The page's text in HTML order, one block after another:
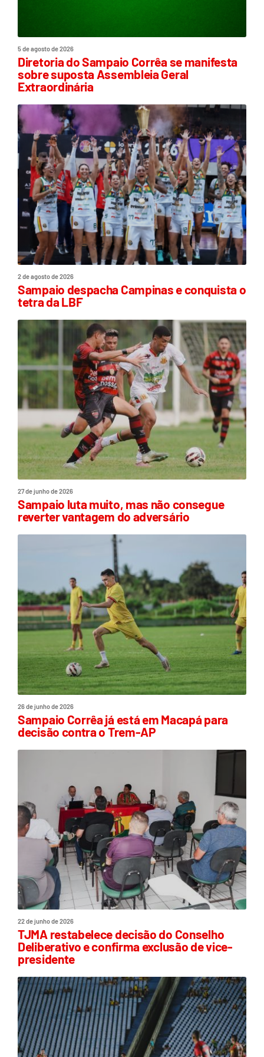
5 de agosto de 2026
Diretoria do Sampaio Corrêa se manifesta
sobre suposta Assembleia Geral
Extraordinária
2 de agosto de 2026
Sampaio despacha Campinas e conquista o
tetra da LBF
27 de junho de 2026
Sampaio luta muito, mas não consegue
reverter vantagem do adversário
26 de junho de 2026
Sampaio Corrêa já está em Macapá para
decisão contra o Trem-AP
22 de junho de 2026
TJMA restabelece decisão do Conselho
Deliberativo e confirma exclusão de vice-
presidente